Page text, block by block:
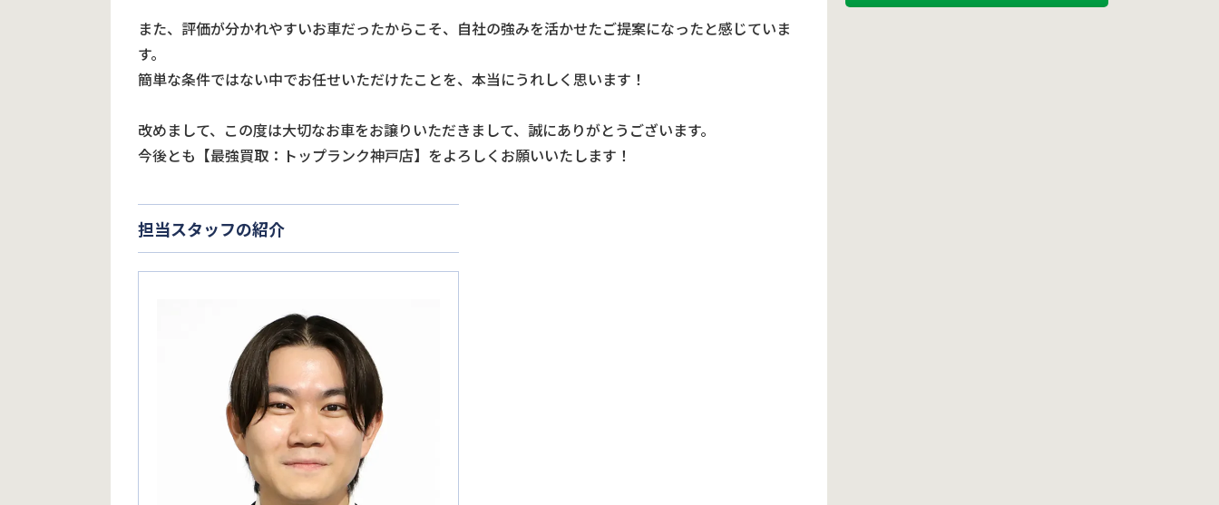
また、評価が分かれやすいお車だったからこそ、自社の強みを活かせたご提案になったと感じていま
す。
簡単な条件ではない中でお任せいただけたことを、本当にうれしく思います！
改めまして、この度は大切なお車をお譲りいただきまして、誠にありがとうございます。
今後とも【最強買取：トップランク神戸店】をよろしくお願いいたします！
担当スタッフの紹介